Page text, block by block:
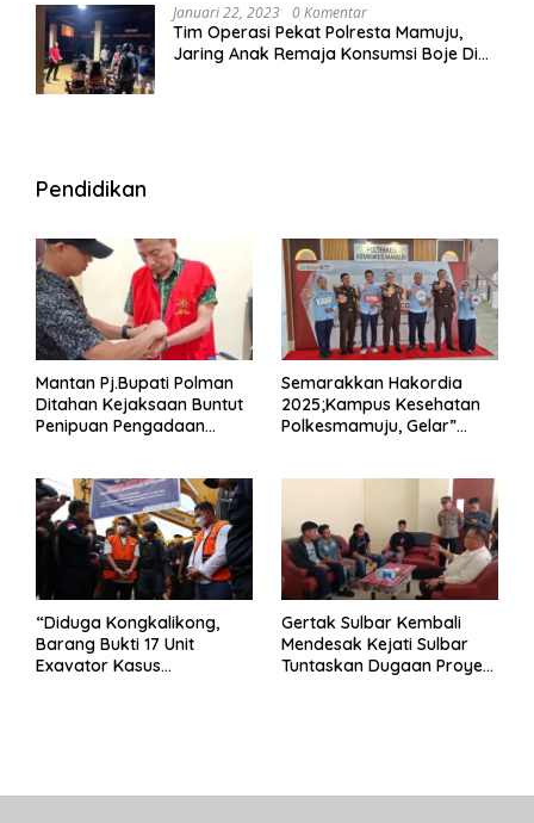
Januari 22, 2023 0 Komentar
Tim Operasi Pekat Polresta Mamuju,
Jaring Anak Remaja Konsumsi Boje Di
Pendidikan
Mantan Pj.Bupati Polman
Ditahan Kejaksaan Buntut
Penipuan Pengadaan
Semarakkan Hakordia
2025;Kampus Kesehatan
Polkesmamuju, Gelar”
“Diduga Kongkalikong,
Barang Bukti 17 Unit
Exavator Kasus
Gertak Sulbar Kembali
Mendesak Kejati Sulbar
Tuntaskan Dugaan Proyek